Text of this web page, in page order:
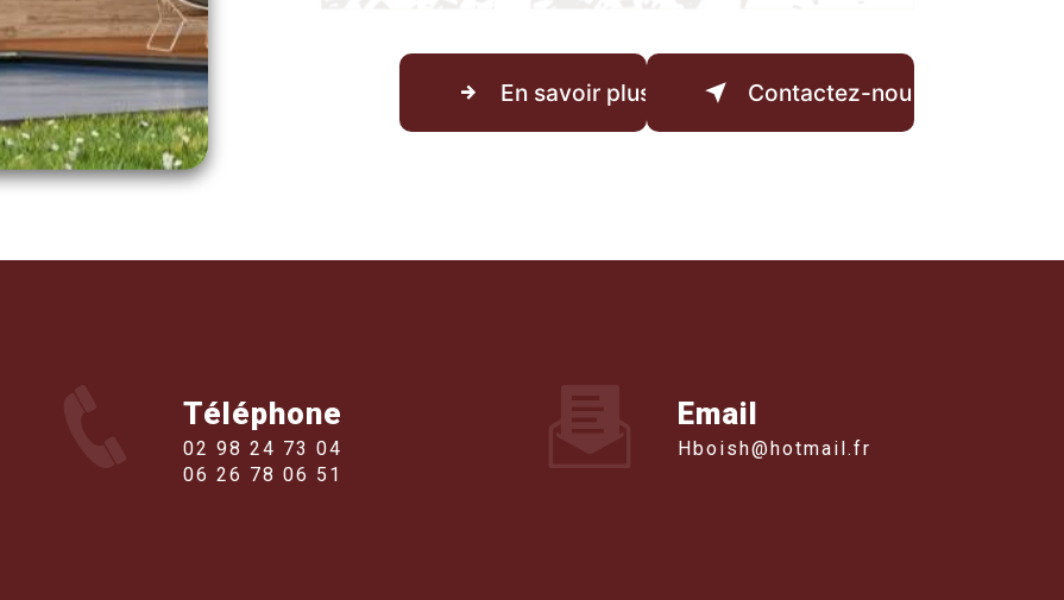
En savoir plus Contactez-nous
Téléphone
02 98 24 73 04
06 26 78 06 51
Email
hboish@hotmail.fr